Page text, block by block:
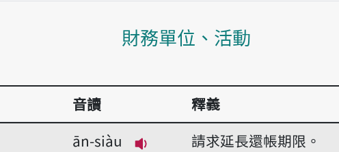
財務單位、活動
音讀
釋義
ān-siàu
請求延長還帳期限。